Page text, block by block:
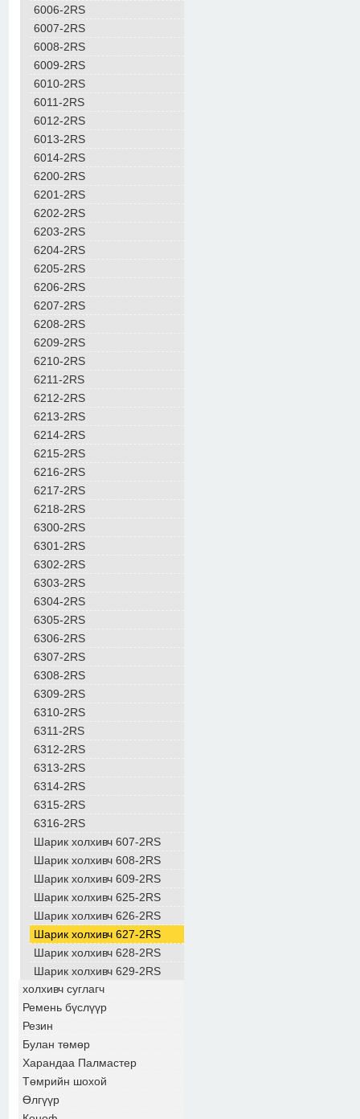
6006-2RS
6007-2RS
6008-2RS
6009-2RS
6010-2RS
6011-2RS
6012-2RS
6013-2RS
6014-2RS
6200-2RS
6201-2RS
6202-2RS
6203-2RS
6204-2RS
6205-2RS
6206-2RS
6207-2RS
6208-2RS
6209-2RS
6210-2RS
6211-2RS
6212-2RS
6213-2RS
6214-2RS
6215-2RS
6216-2RS
6217-2RS
6218-2RS
6300-2RS
6301-2RS
6302-2RS
6303-2RS
6304-2RS
6305-2RS
6306-2RS
6307-2RS
6308-2RS
6309-2RS
6310-2RS
6311-2RS
6312-2RS
6313-2RS
6314-2RS
6315-2RS
6316-2RS
Шарик холхивч 607-2RS
Шарик холхивч 608-2RS
Шарик холхивч 609-2RS
Шарик холхивч 625-2RS
Шарик холхивч 626-2RS
Шарик холхивч 627-2RS
Шарик холхивч 628-2RS
Шарик холхивч 629-2RS
холхивч суглагч
Ремень бүслүүр
Резин
Булан төмөр
Харандаа Палмастер
Төмрийн шохой
Өлгүүр